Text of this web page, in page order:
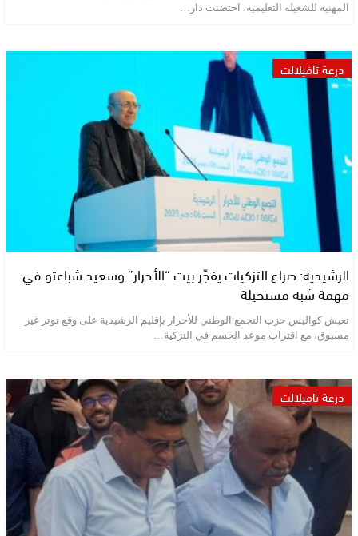
المهنية للشغيلة التعليمية، احتضنت دار…
درعة تافيلالت
الرشيدية: صراع التزكيات يفجّر بيت “الأحرار” وسعيد شباعتو في
مهمة شبه مستحيلة
تعيش كواليس حزب التجمع الوطني للأحرار بإقليم الرشيدية على وقع توتر غير
مسبوق، مع اقتراب موعد الحسم في التزكية…
درعة تافيلالت